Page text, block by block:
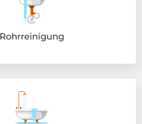
Rohrreinigung